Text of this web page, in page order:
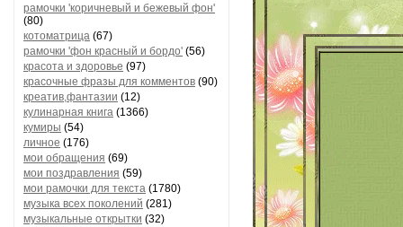
рамочки 'коричневый и бежевый фон'
(80)
котоматрица (67)
рамочки 'фон красный и бордо' (56)
красота и здоровье (97)
красочные фразы для комментов (90)
креатив,фантазии (12)
кулинарная книга (1366)
кумиры (54)
личное (176)
мои обращения (69)
мои поздравления (59)
мои рамочки для текста (1780)
музыка всех поколений (281)
музыкальные открытки (32)